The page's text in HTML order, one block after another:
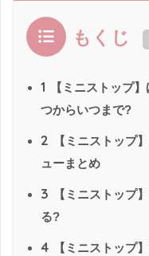
もくじ
1
【ミニストップ
つからいつまで?
2
【ミニストップ
ューまとめ
3
【ミニストップ
る?
4
【ミニストップ